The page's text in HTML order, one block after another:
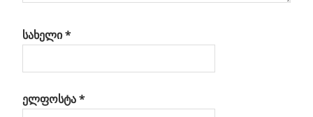
სახელი*
ელფოსტა*